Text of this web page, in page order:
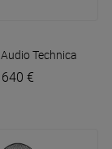
Audio Technica
640 €